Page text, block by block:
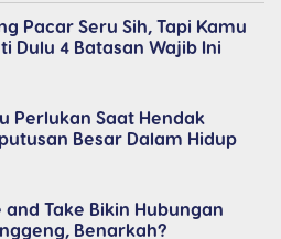
Pacar Seru Sih, Tapi Kamu
Dulu 4 Batasan Wajib Ini
Perlukan Saat Hendak
Besar Dalam Hidup
and Take Bikin Hubungan
Benarkah?